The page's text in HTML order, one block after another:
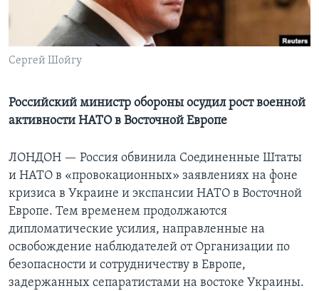
Learning English
СОЦИАЛЬНЫЕ СЕТИ
Сергей Шойгу
Российский министр обороны осудил рост военной
активности НАТО в Восточной Европе
ЛОНДОН — Россия обвинила Соединенные Штаты
и НАТО в «провокационных» заявлениях на фоне
кризиса в Украине и экспансии НАТО в Восточной
Европе. Тем временем продолжаются
дипломатические усилия, направленные на
освобождение наблюдателей от Организации по
безопасности и сотрудничеству в Европе,
задержанных сепаратистами на востоке Украины.